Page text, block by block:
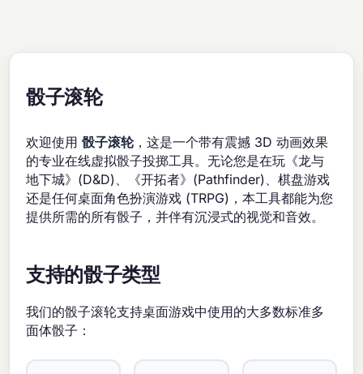
骰子滚轮
欢迎使用骰子滚轮，这是一个带有震撼 3D 动画效果
的专业在线虚拟骰子投掷工具。无论您是在玩《龙与
地下城》(D&D)、《开拓者》(Pathfinder)、棋盘游戏
还是任何桌面角色扮演游戏 (TRPG)，本工具都能为您
提供所需的所有骰子，并伴有沉浸式的视觉和音效。
支持的骰子类型
我们的骰子滚轮支持桌面游戏中使用的大多数标准多
面体骰子：